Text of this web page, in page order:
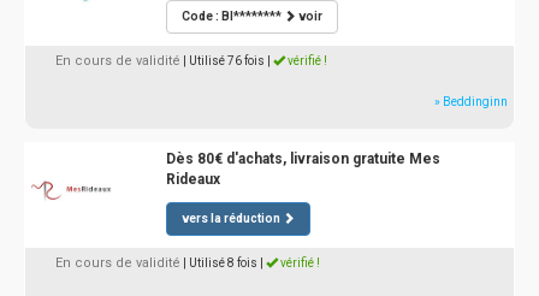
Code : BI******** voir
En cours de validité | Utilisé 76 fois vérifié !
» Beddinginn
Dès 80€ d'achats, livraison gratuite Mes
Rideaux
vers la réduction
En cours de validité | Utilisé 8 fois vérifié !